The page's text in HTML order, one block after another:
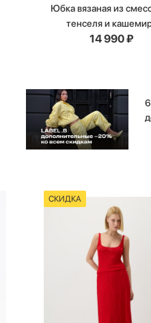
Юбка вязаная из
тенселя и
14 990₽
СКИДКА